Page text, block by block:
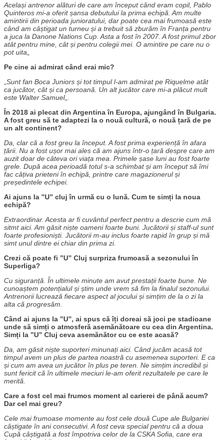
Același antrenor alături de care am început când eram copil, Pablo
Quinteros mi-a oferit șansa debutului la prima echipă. Am multe
amintirii din perioada junioratului, dar poate cea mai frumoasă este
când am câștigat un turneu și a trebuit să zburăm în Franța pentru
a juca la Danone Nations Cup. Asta a fost în 2007. A fost primul zbor
atât pentru mine, cât și pentru colegii mei. O amintire pe care nu o
pot uita
Pe cine ai admirat când erai mic?
Sunt fan Boca Juniors și tot timpul l-am admirat pe Riquelme atât
ca jucător, cât și ca persoană. Un alt jucător care mi-a plăcut mult
este Walter Samuel„.
În 2018 ai plecat din Argentina în Europa, ajungând în Bulgaria.
A fost greu să te adaptezi la o nouă cultură, o nouă țară de pe
un alt continent?
Da, clar că a fost greu la început. A fost prima experiență în afara
țării. Nu a fost ușor mai ales că am ajuns într-o țară despre care am
auzit doar de câteva ori viața mea. Primele șase luni au fost foarte
grele. După acea perioadă totul s-a schimbat și am început să îmi
fac câțiva prieteni în echipă, printre care magazionerul și
președintele echipei.
Ai ajuns la ”U” cluj în urmă cu o lună. Cum te simți la noua
echipă?
Extraordinar. Acesta ar fi cuvântul perfect pentru a descrie cum mă
sitmt aici. Am găsit niște oameni foarte buni. Jucătorii și staff-ul sunt
foarte profesioniști. Jucătorii m-au inclus foarte rapid în grup și mă
simt unul dintre ei chiar din prima zi.
Crezi că poate fi ”U” Cluj surpriza frumoasă a sezonului în
Superliga?
Cu siguranță. În ultimele minute am avut prestații foarte bune. Ne
cunoaștem potențialul și știm unde vrem să fim la finalul sezonului.
Antrenorii lucrează fiecare aspect al jocului și simțim de la o zi la
alta că progresăm.
Când ai ajuns la ”U”, ai spus că îți doreai să joci pe stadioane
unde să simți o atmosferă asemănătoare cu cea din Argentina.
Simți la ”U” Cluj ceva asemănător cu ce este acasă?
Da, am găsit niște suporteri minunați aici. Când jucăm acasă tot
timpul avem un plus de partea noastră cu asemenea suporteri. E ca
și cum am avea un jucător în plus pe teren. Ne simțim incredibil și
sunt fericit că în ultimele meciuri le-am oferit rezultatele pe care le
merită.
Care a fost cel mai frumos moment al carierei de până acum?
Dar cel mai greu?
Cele mai frumoase momente au fost cele două Cupe ale Bulgariei
câștigate în ani consecutivi. A fost ceva special pentru că a doua
Cupă câștigată a fost împotriva celor de la CSKA Sofia, care era